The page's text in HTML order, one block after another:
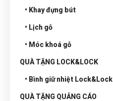
• Khay đựng bút
• Lịch gỗ
• Móc khoá gỗ
QUÀ TẶNG LOCK&LOCK
• Bình giữ nhiệt Lock&Lock
QUÀ TẶNG QUẢNG CÁO